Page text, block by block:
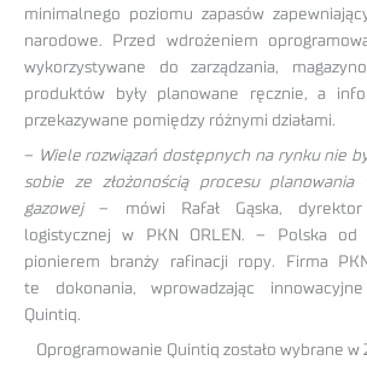
minimalnego poziomu zapasów
narodowe. Przed wdrożeniem
wykorzystywane do zarządzania,
produktów były planowane ręcznie, a
przekazywane pomiędzy różnymi działami.
– Wiele rozwiązań dostępnych na rynku nie
sobie ze złożonością procesu
gazowej– mówi Rafał Gąska, dyrektor
logistycznej w PKN ORLEN. – Polska od
pionierem branży rafinacji ropy. Firma
te dokonania, wprowadzając
Quintiq.
Oprogramowanie Quintiq zostało wybrane w